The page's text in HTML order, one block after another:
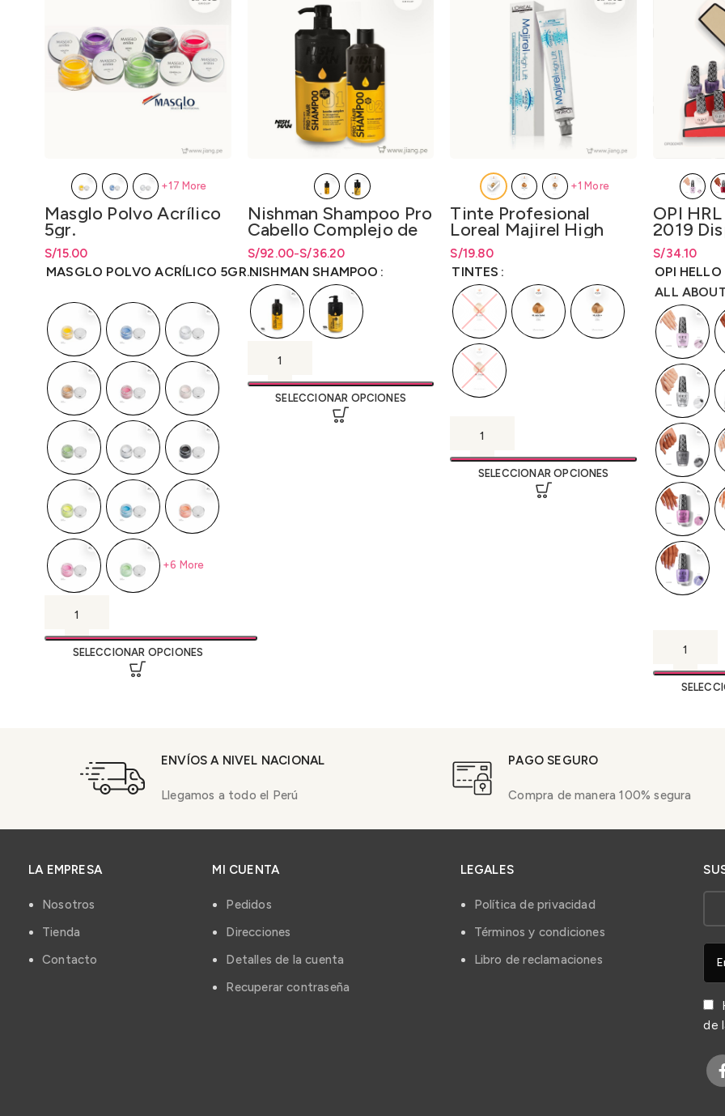
Masglo Polvo Acrílico
5gr.
S/15.00
Rango de precios: desde
hastaS/ 15.00
MASGLO POLVO ACRÍLICO 5GR.
+6 More
SELECCIONAR OPCIONES
+17 More
Nishman Shampoo Pro
Cabello Complejo de
Queratina 400ml y
1250ml.
S/36.20
-
S/92.00
Rango de precios: desde S/36.20
hasta S/92.00
Rango de precios: desde
S/36.20hasta S/92.00
NISHMAN SHAMPOO
SELECCIONAR OPCIONES
Tinte Profesional
Loreal Majirel High
Lift 50gr. –
LO3000M1
S/19.80
Rango de precios: desde
hastaS/19.80
TINTES
SELECCIONAR OPCIONES
+1 More
OPI
2019
Disp. x
Lqr. 15
S/34.10
OPI
ALL
ENVÍOS A NIVEL NACIONAL
Llegamos a todo el Perú
PAGO SEGURO
Compra de manera 100% segura
LA EMPRESA
Nosotros
Tienda
Contacto
MI CUENTA
Pedidos
Direcciones
Detalles de la cuenta
Recuperar contraseña
LEGALES
Política de privacidad
Términos y condiciones
Libro de reclamaciones
de